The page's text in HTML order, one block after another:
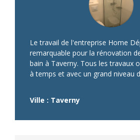
Le travail de l'entreprise Home
remarquable pour la rénovation
bain à Taverny. Tous les travaux
à temps et avec un grand niveau
Ville : Taverny